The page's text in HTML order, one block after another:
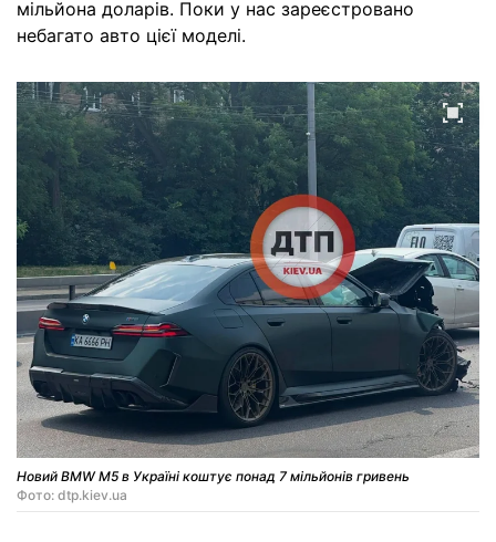
мільйона доларів. Поки у нас зареєстровано
небагато авто цієї моделі.
Новий BMW M5 в Україні коштує понад 7 мільйонів гривень
Фото: dtp.kiev.ua